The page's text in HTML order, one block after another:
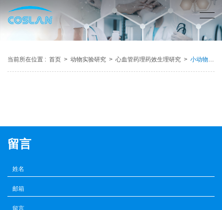
当前所在位置 : 首页 > 动物实验研究 > 心血管药理药效生理研究 > 小动物呼吸机
留言